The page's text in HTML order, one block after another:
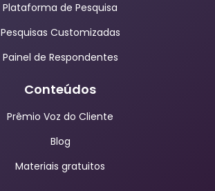
Plataforma de Pesquisa
Pesquisas Customizadas
Painel de Respondentes
Conteúdos
Prêmio Voz do Cliente
Blog
Materiais gratuitos